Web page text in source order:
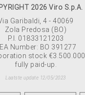
2026 Viro S.p.A.
Garibaldi, 4 - 40069
Zola Predosa (BO)
P.I. 01833121203
Number: BO 391277
stock €3.500.000
fully paid-up.
Laatste update 12/05/2023